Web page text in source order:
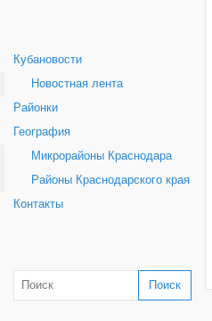
Кубановости
Новостная лента
Районки
География
Микрорайоны Краснодара
Районы Краснодарского края
Контакты